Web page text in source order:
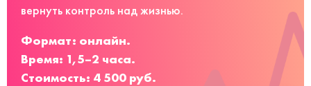
вернуть контроль над жизнью.
Формат: онлайн.
Время: 1,5–2 часа.
Стоимость: 4 500 руб.